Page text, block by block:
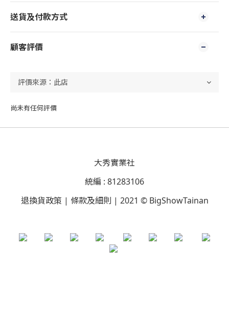
送貨及付款方式
顧客評價
尚未有任何評價
大秀實業社
統編 : 81283106
退換貨政策 | 條款及細則 | 2021 © BigShowTainan